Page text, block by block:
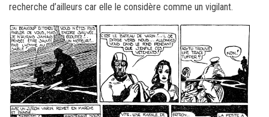
recherche d’ailleurs car elle le considère comme un vigilant.